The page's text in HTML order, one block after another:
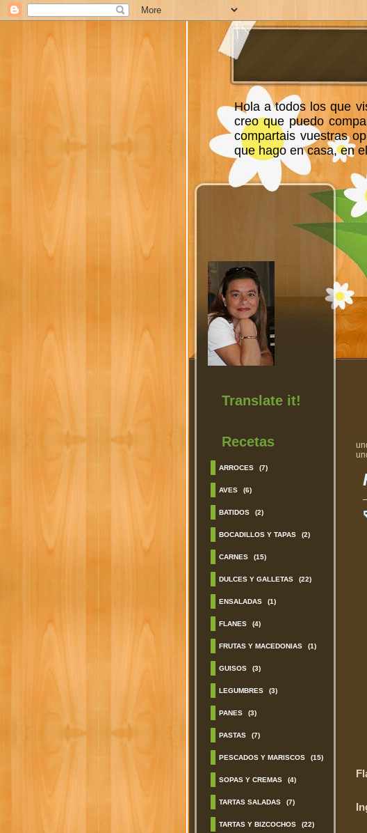
Hola a todos los que
creo que puedo
compartais vuestras
que hago en casa, en
Translate it!
Recetas
ARROCES (7)
AVES (6)
BATIDOS (2)
BOCADILLOS Y TAPAS (2)
CARNES (15)
DULCES Y GALLETAS (22)
ENSALADAS (1)
FLANES (4)
FRUTAS Y MACEDONIAS (1)
GUISOS (3)
LEGUMBRES (3)
PANES (3)
PASTAS (7)
PESCADOS Y MARISCOS (15)
SOPAS Y CREMAS (4)
TARTAS SALADAS (7)
TARTAS Y BIZCOCHOS (22)